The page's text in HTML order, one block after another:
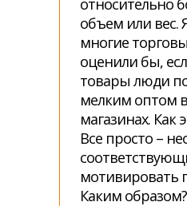
относительно
объем или вес.
многие
оценили бы,
товары люди
мелким оптом
магазинах. Как
Все просто –
мотивировать
Каким образом?